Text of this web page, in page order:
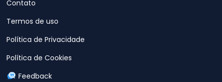
Contato
Termos de uso
Política de Privacidade
Política de Cookies
Feedback